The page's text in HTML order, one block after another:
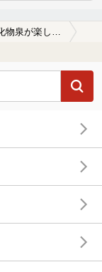
塩化物泉が楽しめる松江の温泉、日帰り温泉、スーパー銭湯おすすめ